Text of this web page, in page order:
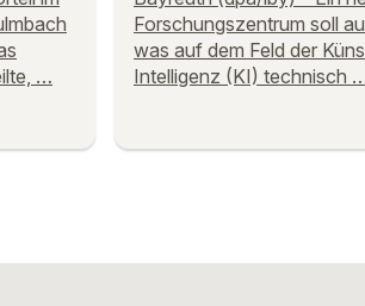
…
Forschungszentrum soll
was auf dem Feld der
Intelligenz (KI) technisch